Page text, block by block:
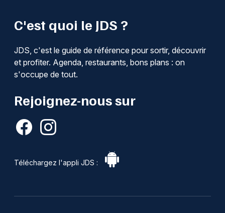
C'est quoi le JDS ?
JDS, c'est le guide de référence pour sortir, découvrir
et profiter. Agenda, restaurants, bons plans : on
s'occupe de tout.
Rejoignez-nous sur
Téléchargez l'appli JDS :